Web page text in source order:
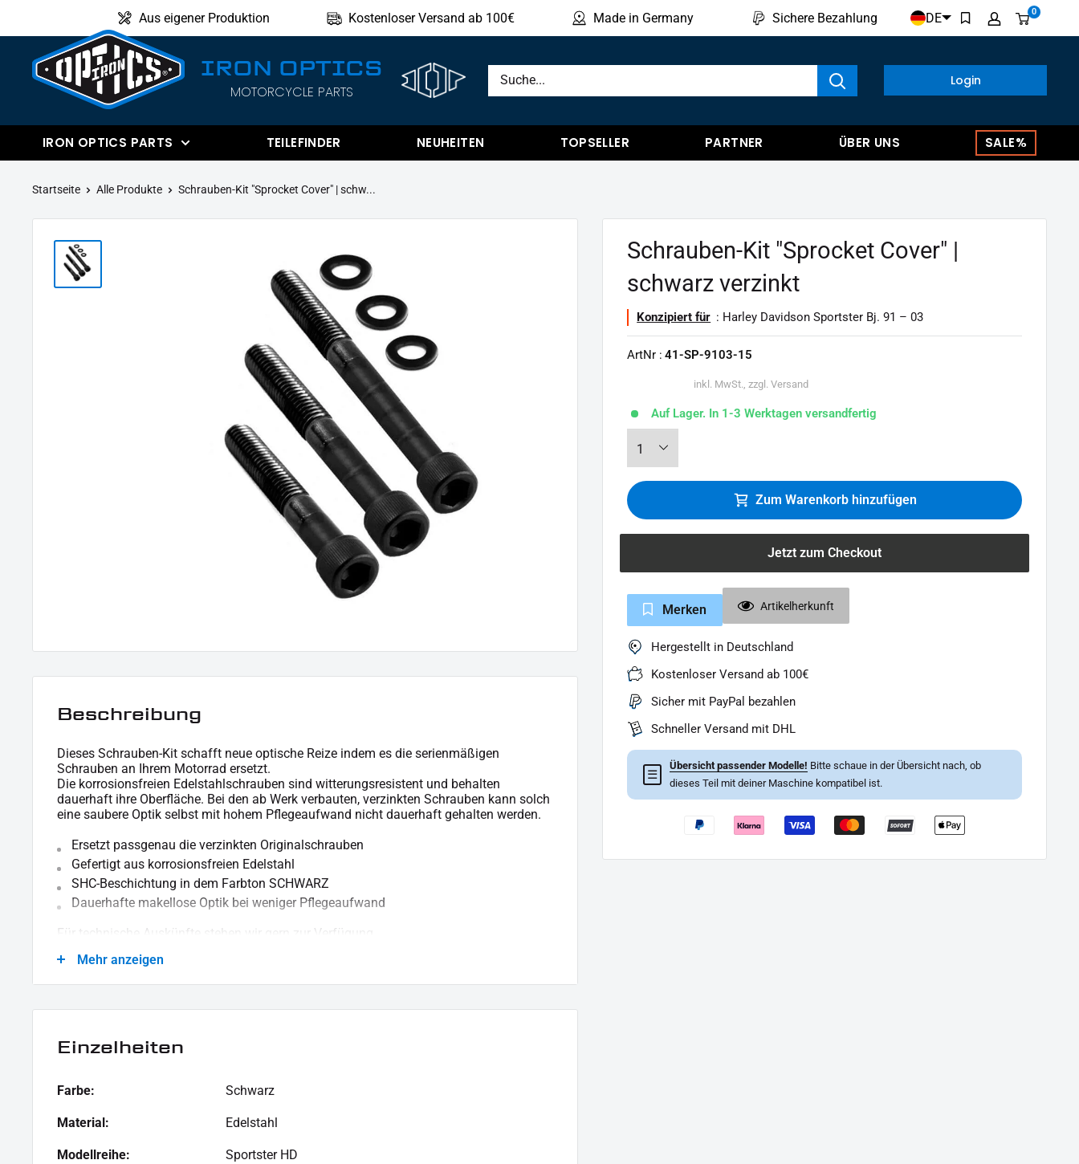
zum
Aus eigener Produktion Kostenloser Versand ab 100€ Made in Germany Sichere Bezahlung DE 0
IRON
IRON OPTICS
MOTORCYCLE PARTS
Login
IRON OPTICS PARTS TEILEFINDER NEUHEITEN TOPSELLER PARTNER ÜBER UNS SALE%
Produkte anzeigen
Startseite Alle Produkte Schrauben-Kit "Sprocket Cover" | schw...
Schrauben-Kit "Sprocket Cover" |
schwarz verzinkt
Konzipiert für : Harley Davidson Sportster Bj. 91 – 03
ArtNr : 41-SP-9103-15
inkl. MwSt., zzgl. Versand
Auf Lager. In 1-3 Werktagen versandfertig
Zum Warenkorb hinzufügen
Jetzt zum Checkout
Merken Artikelherkunft
Hergestellt in Deutschland
Kostenloser Versand ab 100€
Sicher mit PayPal bezahlen
Schneller Versand mit DHL
☰
Übersicht passender Modelle! Bitte schaue in der Übersicht nach, ob
dieses Teil mit deiner Maschine kompatibel ist.
Beschreibung
Dieses Schrauben-Kit schafft neue optische Reize indem es die serienmäßigen
Schrauben an Ihrem Motorrad ersetzt.
Die korrosionsfreien Edelstahlschrauben sind witterungsresistent und behalten
dauerhaft ihre Oberfläche. Bei den ab Werk verbauten, verzinkten Schrauben kann solch
eine saubere Optik selbst mit hohem Pflegeaufwand nicht dauerhaft gehalten werden.
Ersetzt passgenau die verzinkten Originalschrauben
Gefertigt aus korrosionsfreien Edelstahl
SHC-Beschichtung in dem Farbton SCHWARZ
Dauerhafte makellose Optik bei weniger Pflegeaufwand
Für technische Auskünfte stehen wir gern zur Verfügung.
Mehr anzeigen
Einzelheiten
Farbe: Schwarz
Material: Edelstahl
Modellreihe: Sportster HD